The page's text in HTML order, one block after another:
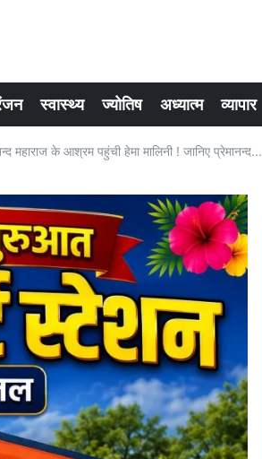
स्वास्थ्य ज्योतिष अध्यात्म व्यापार
के आश्रम पहुंची हेमा मालिनी ! जानिए प्रेमानन्द...